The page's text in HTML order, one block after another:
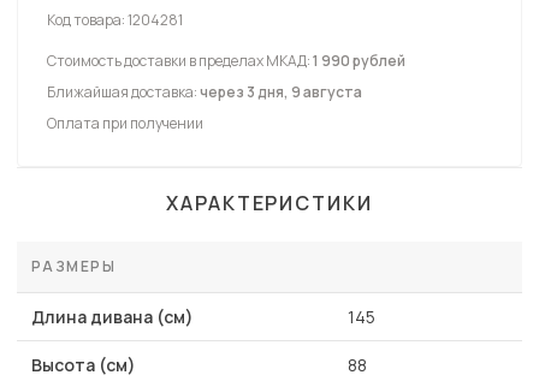
Код товара:1204281
Стоимость доставки в пределах МКАД:1 990 рублей
Ближайшая доставка:через 3 дня, 9 августа
Оплата при получении
ХАРАКТЕРИСТИКИ
РАЗМЕРЫ
Длина дивана (см) 145
Высота (см) 88